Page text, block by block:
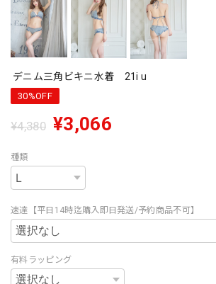
デニム三角ビキニ水着 21i u
30%OFF
¥4,380 ¥3,066
種類
速達【平日14時迄購入即日発送/予約商品不可】
有料ラッピング